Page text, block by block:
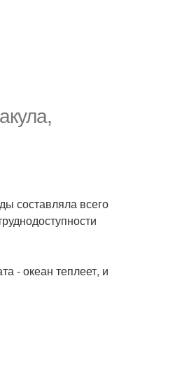
составляла всего
- океан теплеет, и